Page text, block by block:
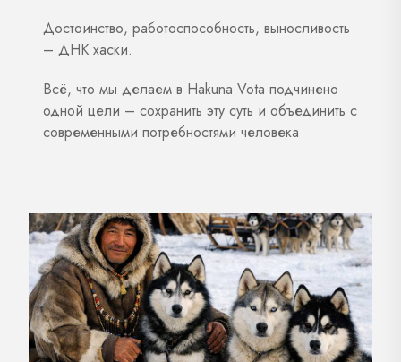
Достоинство, работоспособность, выносливость
– ДНК хаски.
Всё, что мы делаем в Hakuna Vota подчинено
одной цели – сохранить эту суть и объединить с
современными потребностями человека